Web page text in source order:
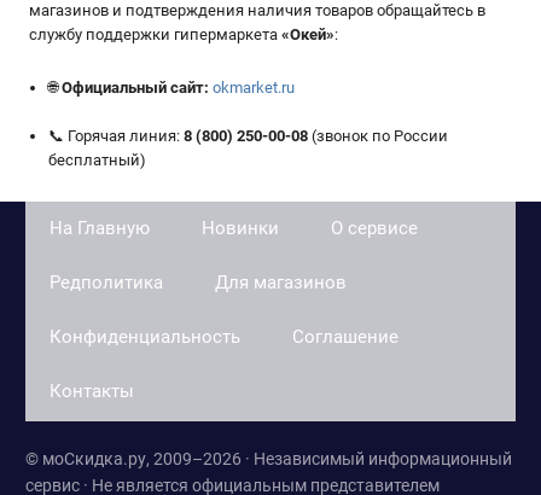
магазинов и подтверждения наличия товаров обращайтесь в
службу поддержки гипермаркета «Окей»:
🌐Официальный сайт: okmarket.ru
📞 Горячая линия:8 (800) 250-00-08 (звонок по России
бесплатный)
На Главную Новинки О сервисе
Редполитика Для магазинов
Конфиденциальность Соглашение
Контакты
© моСкидка.ру, 2009–2026 · Независимый информационный
сервис · Не является официальным представителем